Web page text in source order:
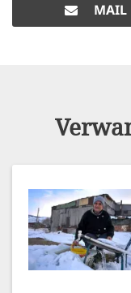
MAIL